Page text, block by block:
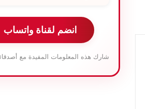
انضم لقناة واتساب
شارك هذه المعلومات المفيدة مع